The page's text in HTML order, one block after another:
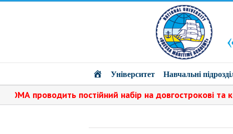
Головна
Університет Навчальні
набір на довгострокові та короткострокові